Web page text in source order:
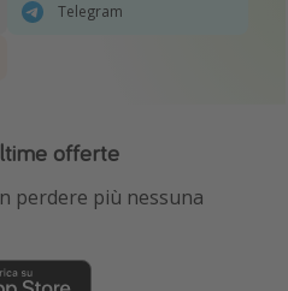
Telegram
offerte
perdere più nessuna